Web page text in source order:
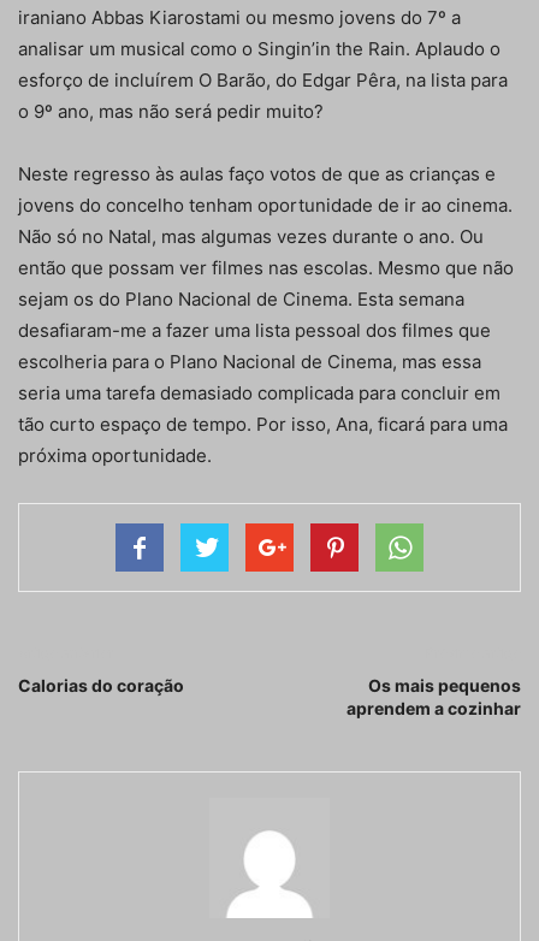
iraniano Abbas Kiarostami ou mesmo jovens do 7º a
analisar um musical como o Singin’in the Rain. Aplaudo o
esforço de incluírem O Barão, do Edgar Pêra, na lista para
o 9º ano, mas não será pedir muito?
Neste regresso às aulas faço votos de que as crian­ças e
jovens do concelho tenham oportunidade de ir ao cinema.
Não só no Natal, mas algumas vezes durante o ano. Ou
então que possam ver filmes nas escolas. Mesmo que não
sejam os do Plano Nacio­nal de Cinema. Esta semana
desafiaram-me a fazer uma lista pessoal dos filmes que
escolheria para o Plano Nacional de Cinema, mas essa
seria uma tarefa demasiado complicada para concluir em
tão curto espaço de tempo. Por isso, Ana, ficará para uma
próxima oportunidade.
Calorias do coração
Os mais pequenos
aprendem a cozinhar